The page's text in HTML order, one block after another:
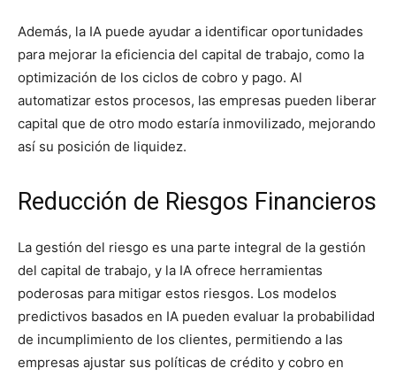
Además, la IA puede ayudar a identificar oportunidades
para mejorar la eficiencia del capital de trabajo, como la
optimización de los ciclos de cobro y pago. Al
automatizar estos procesos, las empresas pueden liberar
capital que de otro modo estaría inmovilizado, mejorando
así su posición de liquidez.
Reducción de Riesgos Financieros
La gestión del riesgo es una parte integral de la gestión
del capital de trabajo, y la IA ofrece herramientas
poderosas para mitigar estos riesgos. Los modelos
predictivos basados en IA pueden evaluar la probabilidad
de incumplimiento de los clientes, permitiendo a las
empresas ajustar sus políticas de crédito y cobro en